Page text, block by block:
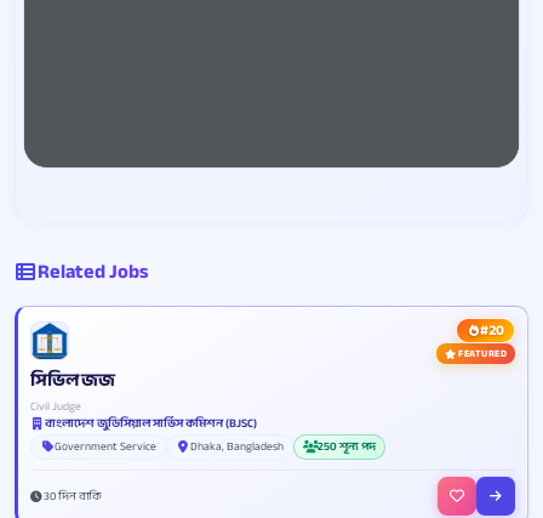
Related Jobs
#20
FEATURED
সিভিল জজ
Civil Judge
বাংলাদেশ জুডিসিয়াল সার্ভিস কমিশন (BJSC)
Government Service
Dhaka, Bangladesh 250 শূন্য পদ
30 দিন বাকি